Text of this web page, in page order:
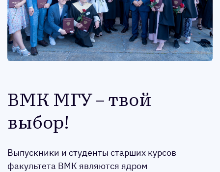
ВМК МГУ – твой
выбор!
Выпускники и студенты старших курсов
факультета ВМК являются ядром